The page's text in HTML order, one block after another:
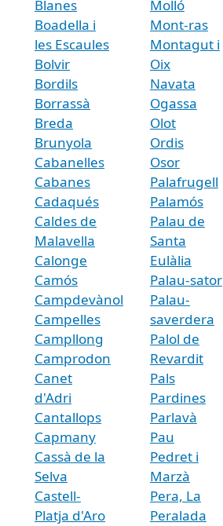
Blanes
Boadella i
les Escaules
Bolvir
Bordils
Borrassà
Breda
Brunyola
Cabanelles
Cabanes
Cadaqués
Caldes de
Malavella
Calonge
Camós
Campdevànol
Campelles
Campllong
Camprodon
Canet
d'Adri
Cantallops
Capmany
Cassà de la
Selva
Castell-
Platja d'Aro
Molló
Mont-ras
Montagut i
Oix
Navata
Ogassa
Olot
Ordis
Osor
Palafrugell
Palamós
Palau de
Santa
Eulàlia
Palau-sator
Palau-
saverdera
Palol de
Revardit
Pals
Pardines
Parlavà
Pau
Pedret i
Marzà
Pera, La
Peralada